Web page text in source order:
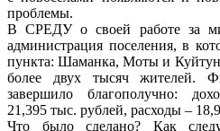
проблемы.
В СРЕДУ о своей работе за
администрация поселения, в
пункта: Шаманка, Моты и
более двух тысяч жителей.
завершило благополучно:
21,395 тыс. рублей, расходы –
Что было сделано? Как